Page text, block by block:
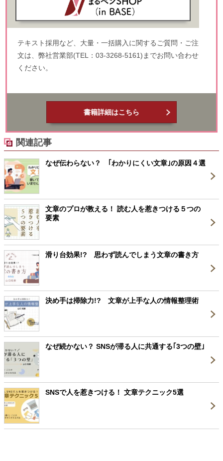
テキスト採用など、大量・一括購入に関するご質問・ご注
文は、弊社営業部(TEL：03-3268-5161)までお問い合わせ
ください。
書籍詳細はこちら
関連記事
なぜ伝わらない？ ｢わかりにくい文章｣の原因４選
文章のプロが教える！ 読む人を惹きつける５つの
要素
滑り台効果!? 思わず読んでしまう文章の書き方
決め手は掃除力!? 文章が上手な人の情報整理術
なぜ続かない？ SNSが滞る人に共通する｢3つの壁｣
SNSで人を惹きつける！ 文章テクニック5選